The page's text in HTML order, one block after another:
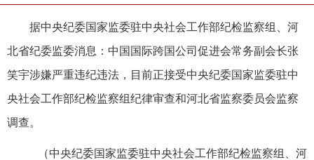
据中央纪委国家监委驻中央社会工作部纪检监察组、河
北省纪委监委消息：中国国际跨国公司促进会常务副会长张
笑宇涉嫌严重违纪违法，目前正接受中央纪委国家监委驻中
央社会工作部纪检监察组纪律审查和河北省监察委员会监察
调查。
（中央纪委国家监委驻中央社会工作部纪检监察组、河